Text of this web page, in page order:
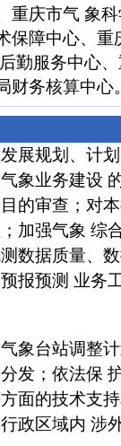
重庆市气 象
保障中心、
勤服务中心
财务核算中心
展规划、计
象业务建设
的审查；对
加强气象 综
数据质量、
报预测 业务
象台站调整
发；依法保
面的技术支
政区域内 涉